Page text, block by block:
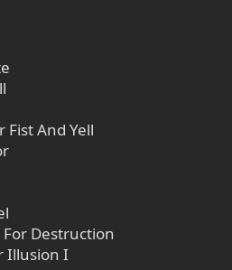
Fist And Yell
Destruction
Illusion I